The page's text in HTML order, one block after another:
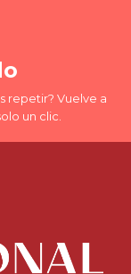
repetir? Vuelve a
un clic.